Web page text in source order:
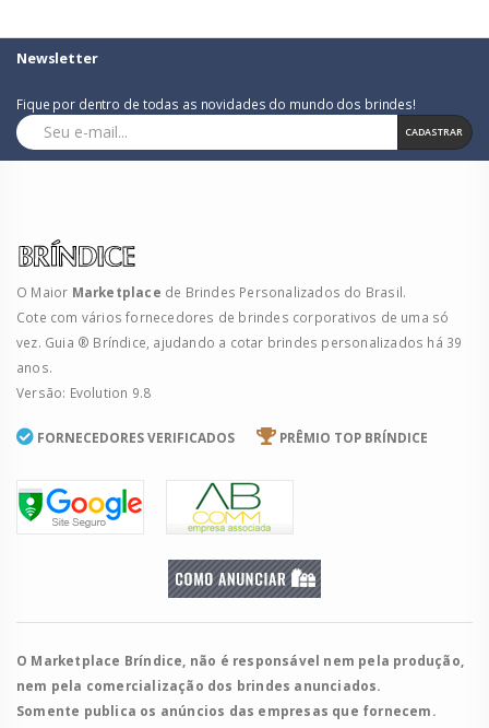
Newsletter
Fique por dentro de todas as novidades do mundo dos brindes!
CADASTRAR
O Maior Marketplace de Brindes Personalizados do Brasil.
Cote com vários fornecedores de brindes corporativos de uma só
vez. Guia ® Bríndice, ajudando a cotar brindes personalizados há 39
anos.
Versão: Evolution 9.8
FORNECEDORES VERIFICADOS PRÊMIO TOP BRÍNDICE
O Marketplace Bríndice, não é responsável nem pela produção,
nem pela comercialização dos brindes anunciados.
Somente publica os anúncios das empresas que fornecem.